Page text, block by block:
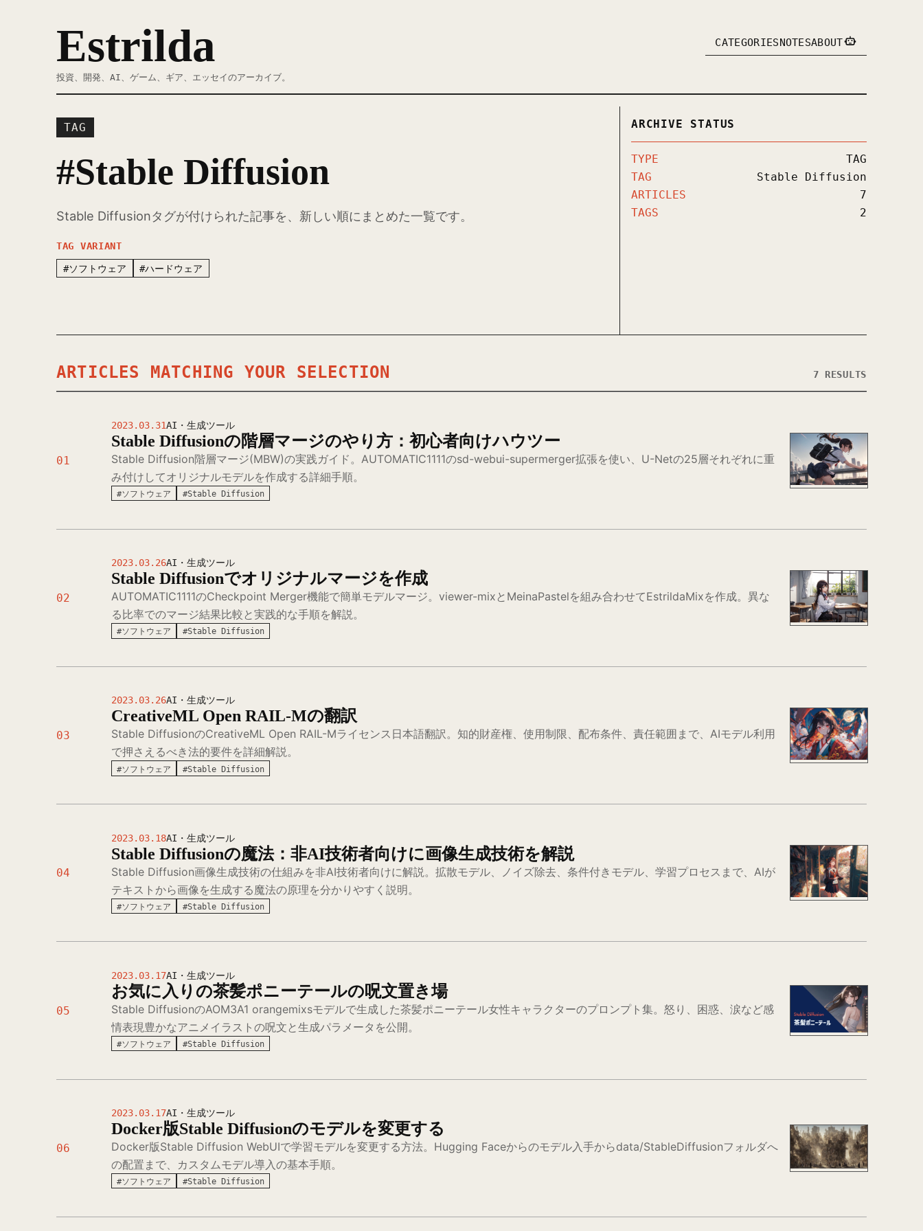
Estrilda CATEGORIESNOTESABOUT
投資、開発、AI、ゲーム、ギア、エッセイのアーカイブ。
TAG
#Stable Diffusion
Stable Diffusionタグが付けられた記事を、新しい順にまとめた一覧です。
TAG VARIANT
#ソフトウェア #ハードウェア
ARCHIVE STATUS
TYPE
TAG
TAG
Stable Diffusion
ARTICLES
7
TAGS
2
ARTICLES MATCHING YOUR SELECTION 7 RESULTS
01
2023.03.31AI・生成ツール
Stable Diffusionの階層マージのやり方：初心者向けハウツー
Stable Diffusion階層マージ(MBW)の実践ガイド。AUTOMATIC1111のsd-webui-supermerger拡張を使い、U-Netの25層それぞれに重
み付けしてオリジナルモデルを作成する詳細手順。
#ソフトウェア #Stable Diffusion
02
2023.03.26AI・生成ツール
Stable Diffusionでオリジナルマージを作成
AUTOMATIC1111のCheckpoint Merger機能で簡単モデルマージ。viewer-mixとMeinaPastelを組み合わせてEstrildaMixを作成。異な
る比率でのマージ結果比較と実践的な手順を解説。
#ソフトウェア #Stable Diffusion
03
2023.03.26AI・生成ツール
CreativeML Open RAIL-Mの翻訳
Stable DiffusionのCreativeML Open RAIL-Mライセンス日本語翻訳。知的財産権、使用制限、配布条件、責任範囲まで、AIモデル利用
で押さえるべき法的要件を詳細解説。
#ソフトウェア #Stable Diffusion
04
2023.03.18AI・生成ツール
Stable Diffusionの魔法：非AI技術者向けに画像生成技術を解説
Stable Diffusion画像生成技術の仕組みを非AI技術者向けに解説。拡散モデル、ノイズ除去、条件付きモデル、学習プロセスまで、AIが
テキストから画像を生成する魔法の原理を分かりやすく説明。
#ソフトウェア #Stable Diffusion
05
2023.03.17AI・生成ツール
お気に入りの茶髪ポニーテールの呪文置き場
Stable DiffusionのAOM3A1 orangemixsモデルで生成した茶髪ポニーテール女性キャラクターのプロンプト集。怒り、困惑、涙など感
情表現豊かなアニメイラストの呪文と生成パラメータを公開。
#ソフトウェア #Stable Diffusion
06
2023.03.17AI・生成ツール
Docker版Stable Diffusionのモデルを変更する
Docker版Stable Diffusion WebUIで学習モデルを変更する方法。Hugging Faceからのモデル入手からdata/StableDiffusionフォルダへ
の配置まで、カスタムモデル導入の基本手順。
#ソフトウェア #Stable Diffusion